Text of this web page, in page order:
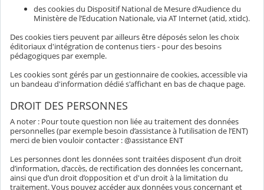
des cookies du Dispositif National de Mesure d’Audience du
Ministère de l’Education Nationale, via AT Internet (atid, xtidc).
Des cookies tiers peuvent par ailleurs être déposés selon les choix
éditoriaux d'intégration de contenus tiers - pour des besoins
pédagogiques par exemple.
Les cookies sont gérés par un gestionnaire de cookies, accessible via
un bandeau d'information dédié s'affichant en bas de chaque page.
DROIT DES PERSONNES
A noter : Pour toute question non liée au traitement des données
personnelles (par exemple besoin d’assistance à l’utilisation de l’ENT)
merci de bien vouloir contacter : @assistance ENT
Les personnes dont les données sont traitées disposent d’un droit
d’information, d’accès, de rectification des données les concernant,
ainsi que d’un droit d’opposition et d'un droit à la limitation du
traitement. Vous pouvez accéder aux données vous concernant et